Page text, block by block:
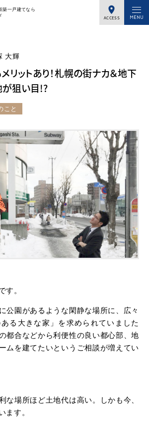
築一戸建てなら
ACCESS
大輝
リットあり！札幌の街ナカ＆地下
狙い目!?
こと
す。
公園があるような閑静な場所に、広々
る大きな家」を求められていました
都合などから利便性の良い都心部、地
ムを建てたいというご相談が増えてい
な場所ほど土地代は高い。しかも今、
ます。